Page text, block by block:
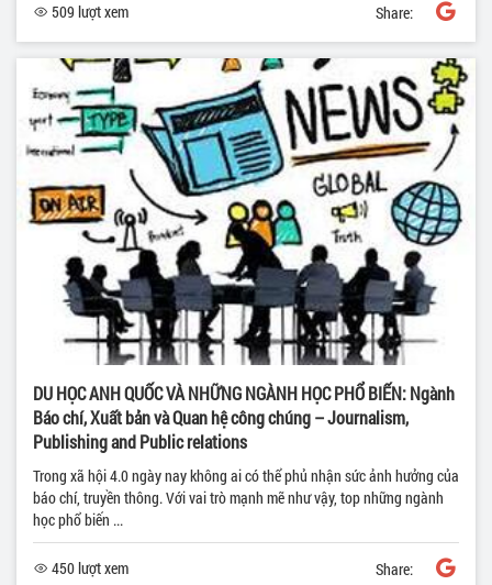
509 lượt xem Share:
DU HỌC ANH QUỐC VÀ NHỮNG NGÀNH HỌC PHỔ BIẾN: Ngành
Báo chí, Xuất bản và Quan hệ công chúng – Journalism,
Publishing and Public relations
Trong xã hội 4.0 ngày nay không ai có thể phủ nhận sức ảnh hưởng của
báo chí, truyền thông. Với vai trò mạnh mẽ như vậy, top những ngành
học phổ biến ...
450 lượt xem Share: